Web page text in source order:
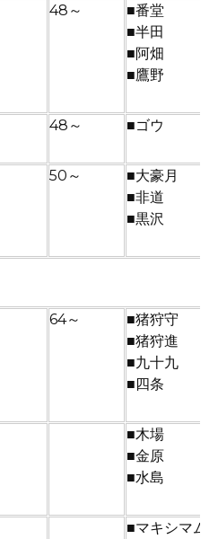
48～
■番堂
■半田
■阿畑
■鷹野
48～ ■ゴウ
50～
■大豪月
■非道
■黒沢
64～
■猪狩守
■猪狩進
■九十九
■四条
■木場
■金原
■水島
■マキシマム